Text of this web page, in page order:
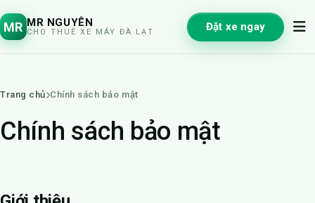
MR MR NGUYÊN
CHO THUÊ XE MÁY ĐÀ LẠT Đặt xe ngay
Trang chủ Chính sách bảo mật
Chính sách bảo mật